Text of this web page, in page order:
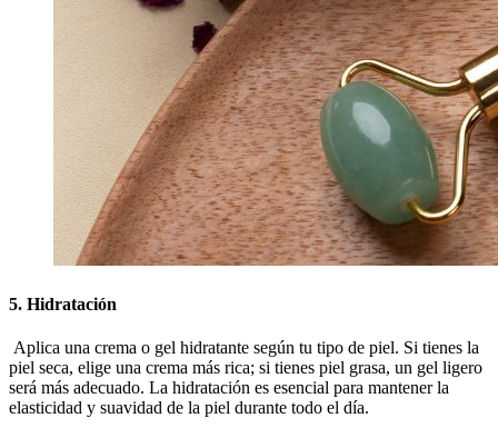
5. Hidratación
Aplica una crema o gel hidratante según tu tipo de piel. Si tienes la
piel seca, elige una crema más rica; si tienes piel grasa, un gel ligero
será más adecuado. La hidratación es esencial para mantener la
elasticidad y suavidad de la piel durante todo el día.